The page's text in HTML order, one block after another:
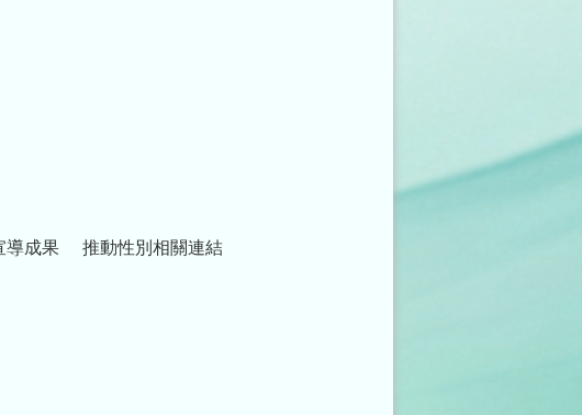
導成果 推動性別相關連結